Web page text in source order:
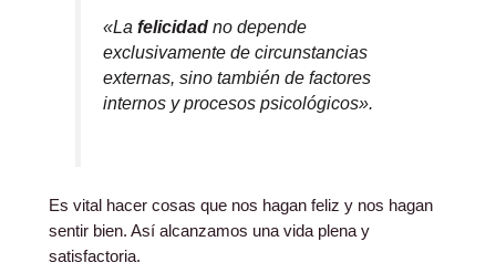
«Lafelicidad no depende
exclusivamente de circunstancias
externas, sino también de factores
internos y procesos psicológicos».
Es vital hacer cosas que nos hagan feliz y nos hagan
sentir bien. Así alcanzamos una vida plena y
satisfactoria.